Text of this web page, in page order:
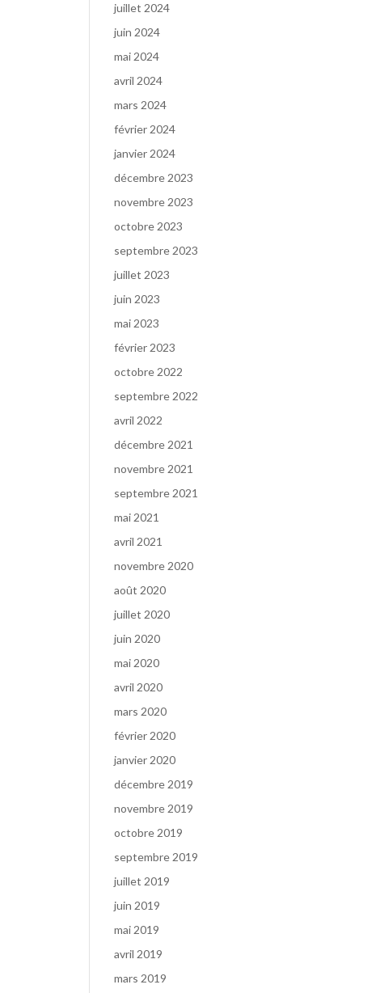
juillet 2024
juin 2024
mai 2024
avril 2024
mars 2024
février 2024
janvier 2024
décembre 2023
novembre 2023
octobre 2023
septembre 2023
juillet 2023
juin 2023
mai 2023
février 2023
octobre 2022
septembre 2022
avril 2022
décembre 2021
novembre 2021
septembre 2021
mai 2021
avril 2021
novembre 2020
août 2020
juillet 2020
juin 2020
mai 2020
avril 2020
mars 2020
février 2020
janvier 2020
décembre 2019
novembre 2019
octobre 2019
septembre 2019
juillet 2019
juin 2019
mai 2019
avril 2019
mars 2019